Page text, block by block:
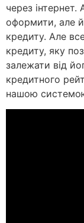
через
оформити, але й
кредиту. Але
кредиту, яку
залежати від
кредитного
нашою